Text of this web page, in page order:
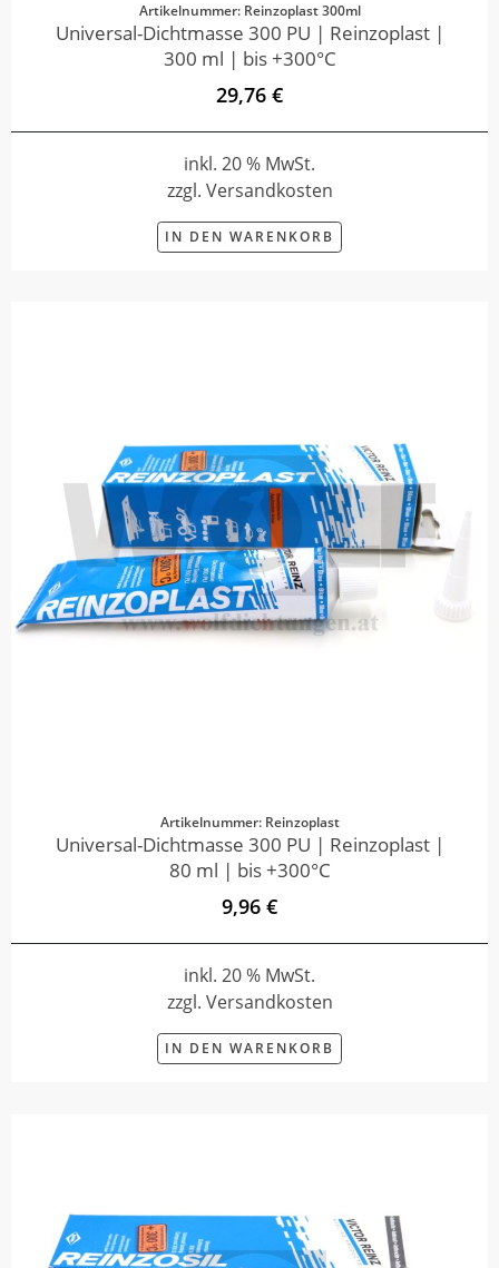
Artikelnummer: Reinzoplast 300ml
Universal-Dichtmasse 300 PU | Reinzoplast |
300 ml | bis +300°C
29,76 €
inkl. 20 % MwSt.
zzgl. Versandkosten
IN DEN WARENKORB
Artikelnummer: Reinzoplast
Universal-Dichtmasse 300 PU | Reinzoplast |
80 ml | bis +300°C
9,96 €
inkl. 20 % MwSt.
zzgl. Versandkosten
IN DEN WARENKORB